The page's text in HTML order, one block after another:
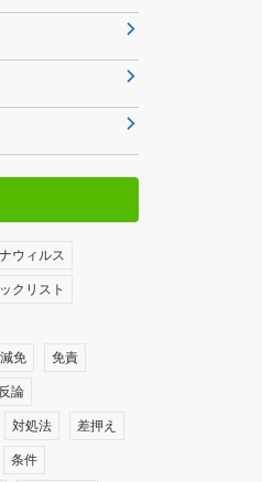
ウィルス
クリスト
免 免責
反論
対処法 差押え
条件